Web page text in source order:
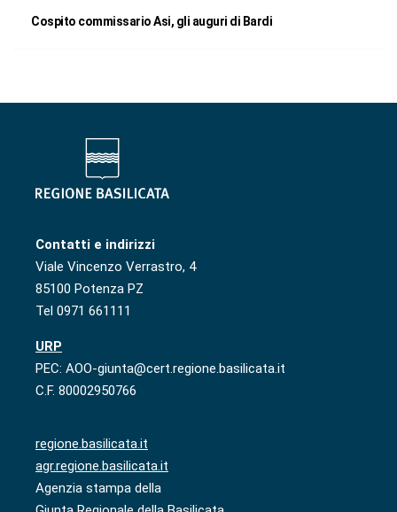
Cospito commissario Asi, gli auguri di Bardi
Contatti e indirizzi
Viale Vincenzo Verrastro, 4
85100 Potenza PZ
Tel 0971 661111
URP
PEC: AOO-giunta@cert.regione.basilicata.it
C.F. 80002950766
regione.basilicata.it
agr.regione.basilicata.it
Agenzia stampa della